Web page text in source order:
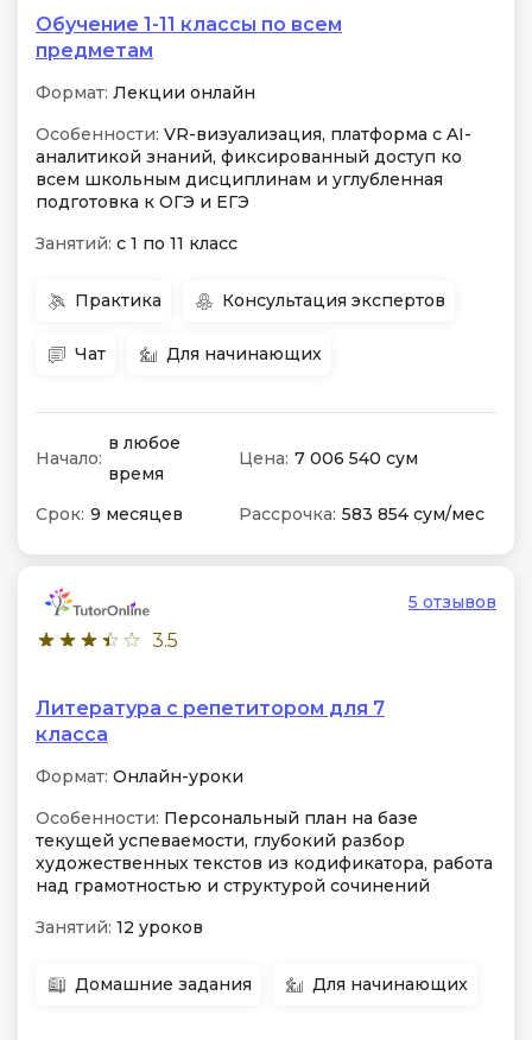
Обучение 1-11 классы по всем
предметам
Формат: Лекции онлайн
Особенности: VR-визуализация, платформа с AI-
аналитикой знаний, фиксированный доступ ко
всем школьным дисциплинам и углубленная
подготовка к ОГЭ и ЕГЭ
Занятий: с 1 по 11 класс
Практика Консультация экспертов
Чат Для начинающих
Начало:
в любое
время
Цена: 7 006 540 сум
Срок: 9 месяцев Рассрочка: 583 854 сум/мес
3.5
5 отзывов
Литература с репетитором для 7
класса
Формат: Онлайн-уроки
Особенности: Персональный план на базе
текущей успеваемости, глубокий разбор
художественных текстов из кодификатора, работа
над грамотностью и структурой сочинений
Занятий: 12 уроков
Домашние задания Для начинающих